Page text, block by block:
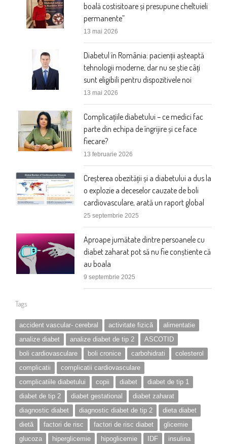
boală costisitoare și presupune cheltuieli
permanente”
13 mai 2026
Diabetul în România: pacienții așteaptă
tehnologii moderne, dar nu se știe câți
sunt eligibili pentru dispozitivele noi
13 mai 2026
Complicațiile diabetului – ce medici fac
parte din echipa de îngrijire și ce face
fiecare?
13 februarie 2026
Creșterea obezității și a diabetului a dus la
o explozie a deceselor cauzate de boli
cardiovasculare, arată un raport global
25 septembrie 2025
Aproape jumătate dintre persoanele cu
diabet zaharat pot să nu fie conștiente că
au boala
9 septembrie 2025
Tags
accident vascular- cerebral activitate fizică
alimentatie
analize diabet
analize diabet de tip 2
ASCOTID
boli cardiovasculare
boli cronice carbohidrati
colesterol
complicatii
complicatii cardiovasculare
complicatiile diabetului
copii diabet
diabet de tip 1
diabet de tip 2
diabet gestational
diabet zaharat
diagnostic diabet
diagnostic diabet de tip 2
dieta diabet
dietă
factori de risc factori de risc diabet
glicemie
glucoza
hiperglicemie hipoglicemie IDF
insulina